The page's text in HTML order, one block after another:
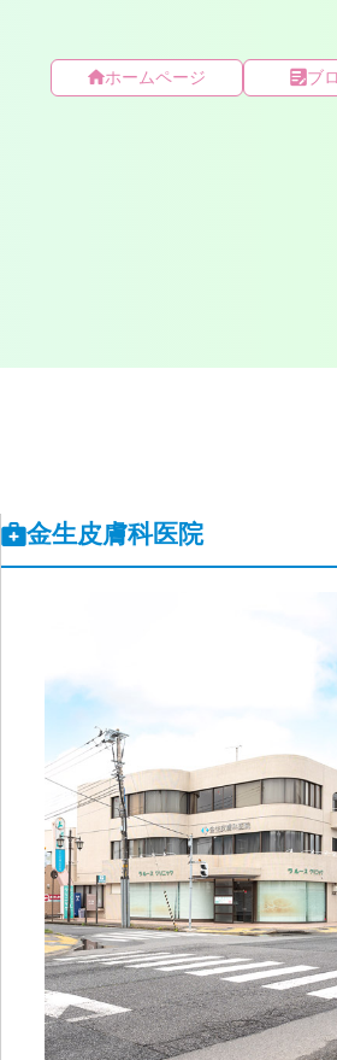
ホームページ ブ
金生皮膚科医院